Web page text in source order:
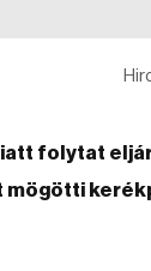
folytat
mögötti